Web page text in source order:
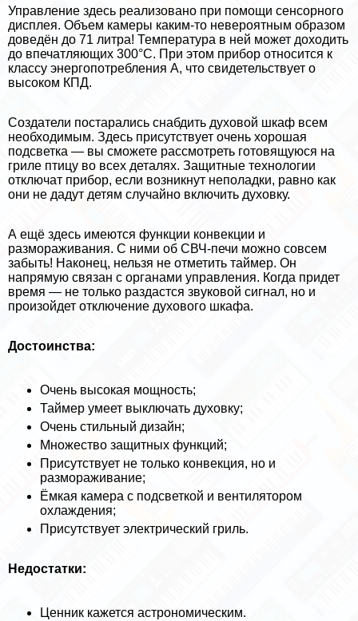
Управление здесь реализовано при помощи сенсорного
дисплея. Объем камеры каким-то невероятным образом
доведён до 71 литра! Температура в ней может доходить
до впечатляющих 300°C. При этом прибор относится к
классу энергопотрeбления A, что свидетельствует о
высоком КПД.
Создатели постарались снабдить духовой шкаф всем
необходимым. Здесь присутствует очень хорошая
подсветка — вы сможете рассмотреть готовящуюся на
гриле птицу во всех деталях. Защитные технологии
отключат прибор, если возникнут неполадки, равно как
они не дадут детям случайно включить духовку.
А ещё здесь имеются функции конвекции и
размораживания. С ними об СВЧ-печи можно совсем
забыть! Наконец, нельзя не отметить таймер. Он
напрямую связан с органами управления. Когда придет
время — не только раздастся звуковой сигнал, но и
произойдет отключение духового шкафа.
Достоинства:
Очень высокая мощность;
Таймер умеет выключать духовку;
Очень стильный дизайн;
Множество защитных функций;
Присутствует не только конвекция, но и
размораживание;
Ёмкая камера с подсветкой и вентилятором
охлаждения;
Присутствует электрический гриль.
Недостатки:
Ценник кажется астрономическим.